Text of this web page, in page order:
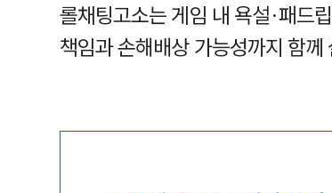
롤채팅고소는 게임 내 욕설·패드
책임과 손해배상 가능성까지 함께